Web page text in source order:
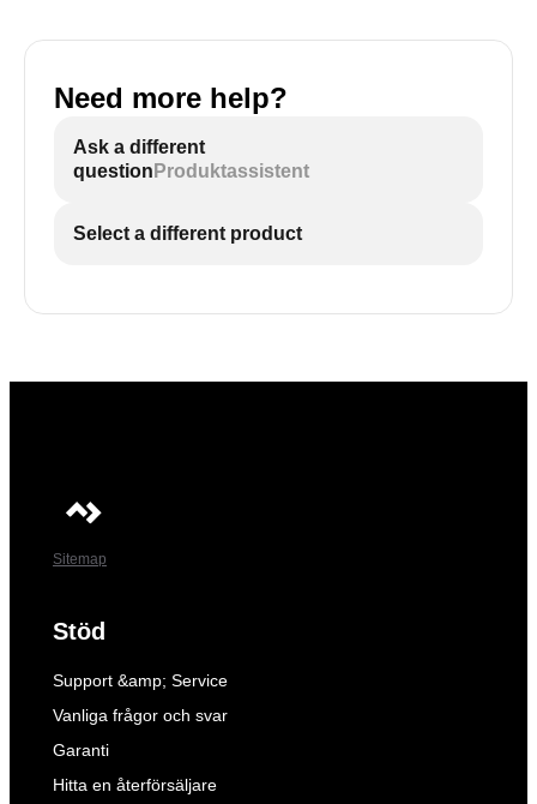
Need more help?
Ask a different
question Produktassistent
Select a different product
Sitemap
Stöd
Support &amp; Service
Vanliga frågor och svar
Garanti
Hitta en återförsäljare